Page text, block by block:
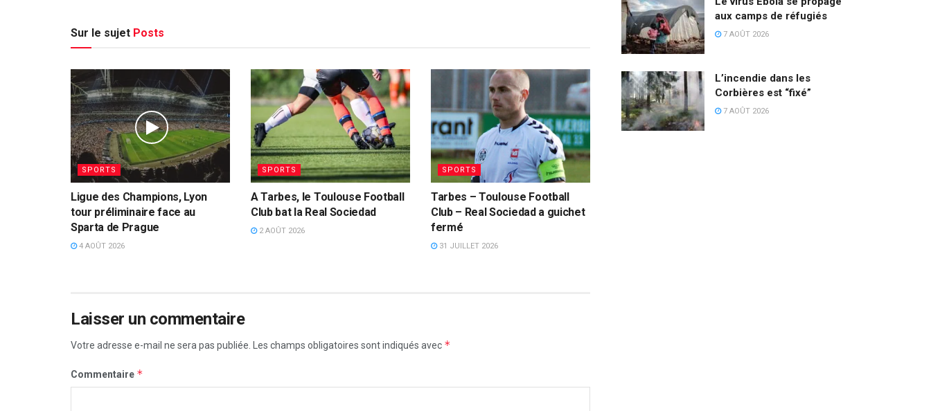
Sur le sujet Posts
SPORTS
Ligue des Champions, Lyon
tour préliminaire face au
Sparta de Prague
4 AOÛT 2026
SPORTS
A Tarbes, le Toulouse Football
Club bat la Real Sociedad
2 AOÛT 2026
SPORTS
Tarbes – Toulouse Football
Club – Real Sociedad a guichet
fermé
31 JUILLET 2026
Laisser un commentaire
Votre adresse e-mail ne sera pas publiée. Les champs obligatoires sont indiqués avec *
Commentaire *
aux camps de réfugiés
7 AOÛT 2026
L’incendie dans les
Corbières est “fixé”
7 AOÛT 2026